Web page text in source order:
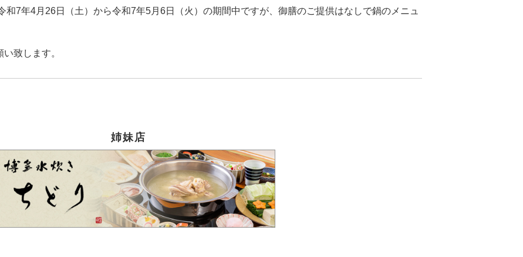
和7年4月26日（土）から令和7年5月6日（火）の期間中ですが、御膳のご提供はなしで鍋のメニュ
致します。
姉妹店